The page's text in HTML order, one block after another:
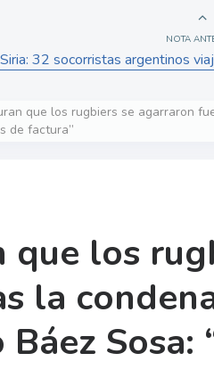
NOTA
32 socorristas argentinos
que los rugbiers se agarraron
de factura”
que los
la
Sosa: